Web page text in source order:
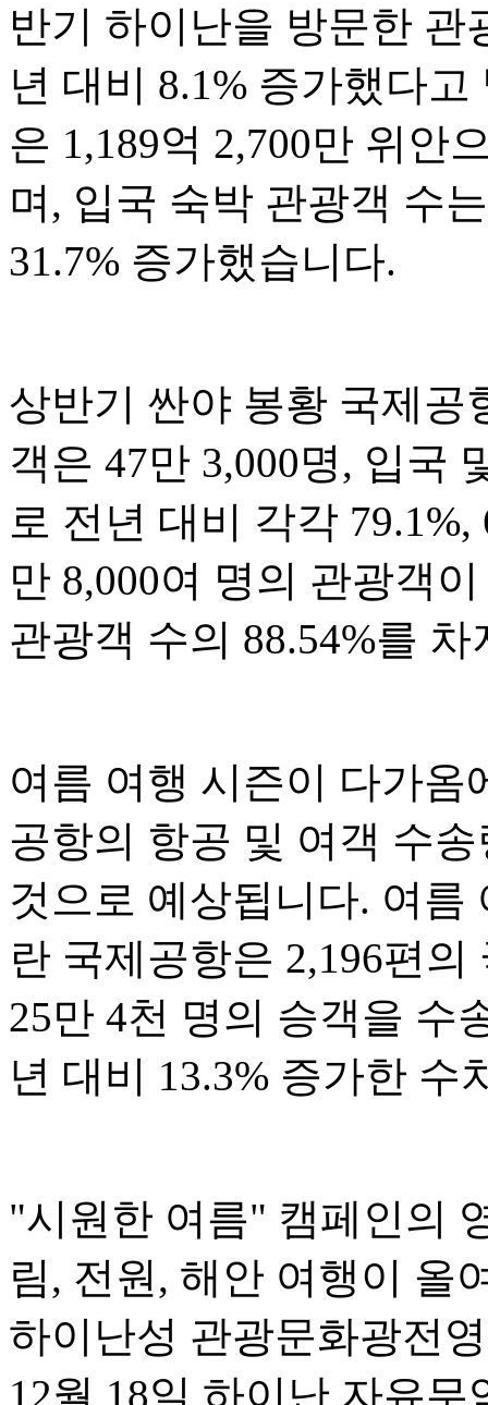
반기 하이난을 방문한 관
년 대비 8.1% 증가했다
은 1,189억 2,700만 위안
며, 입국 숙박 관광객 수
31.7% 증가했습니다.
상반기 싼야 봉황 국제공
객은 47만 3,000명, 입국
로 전년 대비 각각
만 8,000여 명의 관광객
관광객 수의 88.54%를
여름 여행 시즌이 다가옴
공항의 항공 및 여객 수
것으로 예상됩니다. 여름
란 국제공항은 2,196편
25만 4천 명의 승객을 수
년 대비 13.3% 증가한 수
"시원한 여름" 캠페인의
림, 전원, 해안 여행이 올
하이난성 관광문화광전
12월 18일 하이난 자유